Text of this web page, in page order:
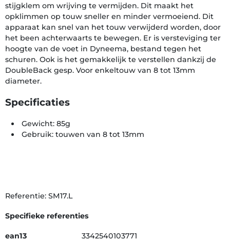
stijgklem om wrijving te vermijden. Dit maakt het
opklimmen op touw sneller en minder vermoeiend. Dit
apparaat kan snel van het touw verwijderd worden, door
het been achterwaarts te bewegen. Er is versteviging ter
hoogte van de voet in Dyneema, bestand tegen het
schuren. Ook is het gemakkelijk te verstellen dankzij de
DoubleBack gesp. Voor enkeltouw van 8 tot 13mm
diameter.
Specificaties
Gewicht: 85g
Gebruik: touwen van 8 tot 13mm
Referentie: SM17.L
Specifieke referenties
ean13 3342540103771